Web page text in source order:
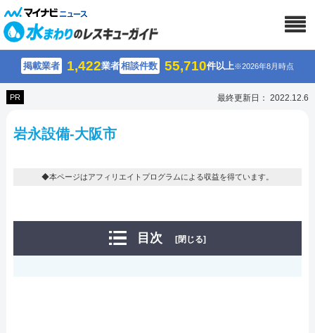
掲載業者 1,422業者相談件数 55,710件以上※2026年8月時点
PR 最終更新日： 2022.12.6
岩永設備-大阪市
◆本ページはアフィリエイトプログラムによる収益を得ています。
目次 [閉じる]